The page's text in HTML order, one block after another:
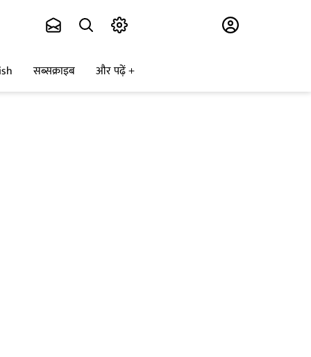
सब्सक्राइब और पढ़ें